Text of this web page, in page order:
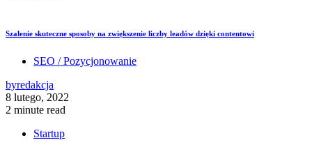
Szalenie skuteczne sposoby na zwiększenie liczby leadów dzięki contentowi
SEO / Pozycjonowanie
byredakcja
8 lutego, 2022
2 minute read
Startup